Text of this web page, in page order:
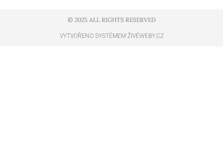
© 2025 ALL RIGHTS RESERVED​
VYTVOŘENO SYSTÉMEM ŽIVÉWEBY.CZ